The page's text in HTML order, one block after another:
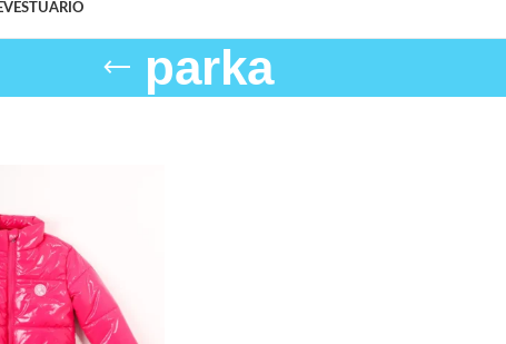
VESTUARIO
parka